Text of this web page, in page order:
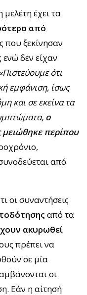
έχει τα
από
που ξεκίνησαν
δεν είχαν
ότι
εμφάνιση, ίσως
και σε εκείνα τα
ο
μειώθηκε περίπου
από
οι συναντήσεις
από τα
ακυρωθεί
πρέπει να
σε μία
οι
Εάν η αίτησή